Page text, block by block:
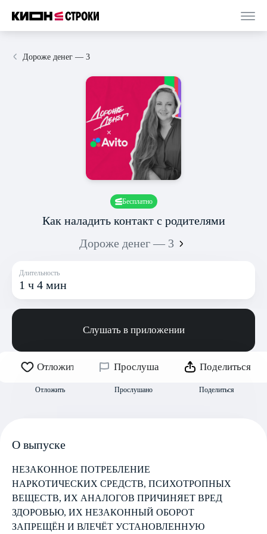
Дороже денег — 3
Бесплатно
Как наладить контакт с родителями
Дороже денег — 3
Длительность
1 ч 4 мин
Слушать в приложении
Отложить
Отложить
Прослушано
Прослушано
Поделиться
Поделиться
О выпуске
НЕЗАКОННОЕ ПОТРЕБЛЕНИЕ
НАРКОТИЧЕСКИХ СРЕДСТВ, ПСИХОТРОПНЫХ
ВЕЩЕСТВ, ИХ АНАЛОГОВ ПРИЧИНЯЕТ ВРЕД
ЗДОРОВЬЮ, ИХ НЕЗАКОННЫЙ ОБОРОТ
ЗАПРЕЩЁН И ВЛЕЧЁТ УСТАНОВЛЕННУЮ